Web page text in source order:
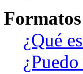
¿Qué